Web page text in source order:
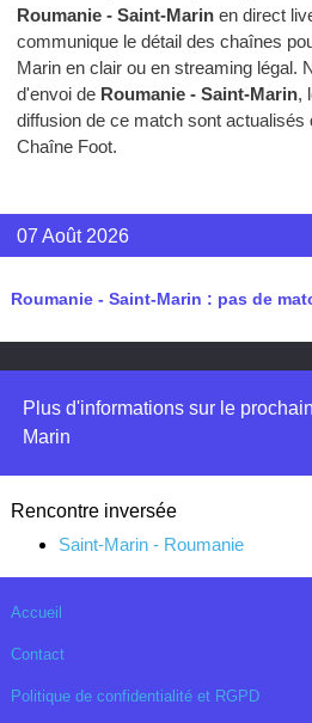
Roumanie - Saint-Marin en direct
communique le détail des chaînes
Marin en clair ou en streaming légal.
d'envoi de Roumanie - Saint-Marin,
diffusion de ce match sont actualisés
Chaîne Foot.
07 Août 2026
Roumanie - Saint-Marin : pas de
Plus d'informations sur le
Marin
Rencontre inversée
Saint-Marin - Roumanie
Accueil
Contact
Politique de confidentialité et RGPD